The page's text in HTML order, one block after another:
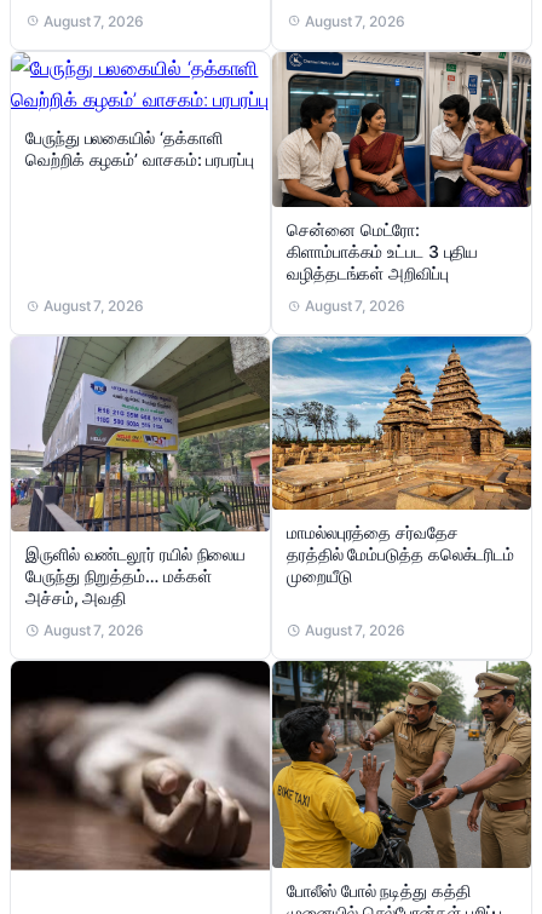
August 7, 2026 August 7, 2026
பேருந்து பலகையில் ‘தக்காளி
வெற்றிக் கழகம்’ வாசகம்: பரபரப்பு
August 7, 2026
சென்னை மெட்ரோ:
கிளாம்பாக்கம் உட்பட 3 புதிய
வழித்தடங்கள் அறிவிப்பு
August 7, 2026
இருளில் வண்டலூர் ரயில் நிலைய
பேருந்து நிறுத்தம்… மக்கள்
அச்சம், அவதி
August 7, 2026
மாமல்லபுரத்தை சர்வதேச
தரத்தில் மேம்படுத்த கலெக்டரிடம்
முறையீடு
August 7, 2026
போலீஸ் போல் நடித்து கத்தி